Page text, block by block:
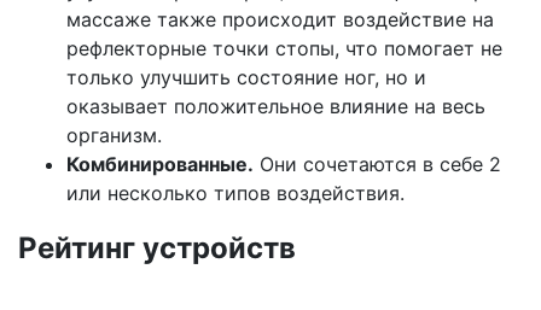
массаже также происходит воздействие на
рефлекторные точки стопы, что помогает не
только улучшить состояние ног, но и
оказывает положительное влияние на весь
организм.
Комбинированные. Они сочетаются в себе 2
или несколько типов воздействия.
Рейтинг устройств